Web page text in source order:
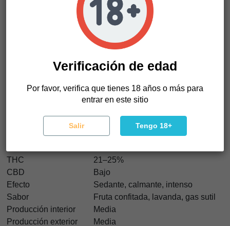
se instala como sumergirse en un baño caliente tras un
. Los músculos se aflojan. Los pensamientos se
ralentizan. El mundo exterior se desvanece.
Aquí es donde vive Gunk. En ese espacio silencioso. Sin
llevar sin resistencia.
Características de Gunk
Tipo de variedad
Feminizada
THC
21–25%
CBD
Bajo
Efecto
Sedante, calmante, intenso
Sabor
Fruta confitada, lavanda, gas sutil
Producción interior
Media
Producción exterior
Media
Verificación de edad
Por favor, verifica que tienes 18 años o más para
entrar en este sitio
Salir Tengo 18+